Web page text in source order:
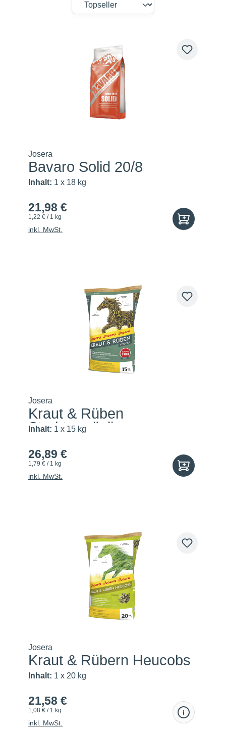
Josera
Bavaro Solid 20/8
Inhalt: 1 x 18 kg
21,98 €
1,22 € / 1 kg
inkl. MwSt.
Josera
Kraut & Rüben
Strukturmüsli
Inhalt: 1 x 15 kg
26,89 €
1,79 € / 1 kg
inkl. MwSt.
Josera
Kraut & Rübern Heucobs
Inhalt: 1 x 20 kg
21,58 €
1,08 € / 1 kg
inkl. MwSt.